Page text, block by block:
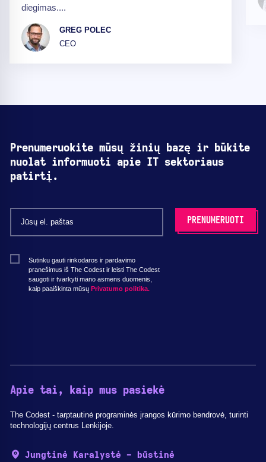
diegimas....
GREG POLEC
CEO
Prenumeruokite mūsų žinių bazę ir būkite
nuolat informuoti apie IT sektoriaus
patirtį.
Sutinku gauti rinkodaros ir pardavimo
pranešimus iš The Codest ir leisti The Codest
saugoti ir tvarkyti mano asmens duomenis,
kaip paaiškinta mūsų Privatumo politika.
Apie tai, kaip mus pasiekė
The Codest - tarptautinė programinės įrangos kūrimo bendrovė, turinti
technologijų centrus Lenkijoje.
Jungtinė Karalystė - būstinė